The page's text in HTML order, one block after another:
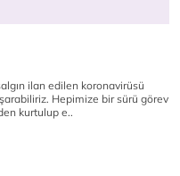
ilan edilen koronavirüsü
Hepimize bir sürü görev
kurtulup e..